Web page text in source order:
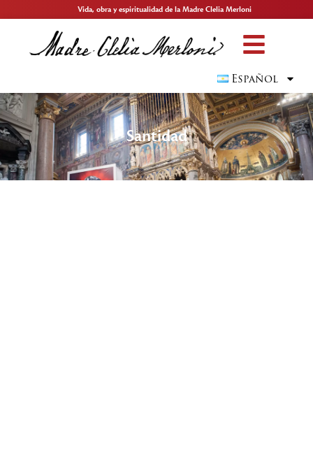
Vida, obra y espiritualidad de la Madre Clelia Merloni
Español
Santidad